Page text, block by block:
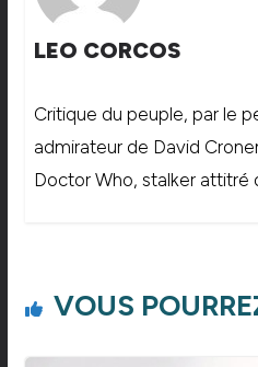
LEO CORCOS
Critique du peuple, par le
admirateur de David
Doctor Who, stalker attitré
VOUS